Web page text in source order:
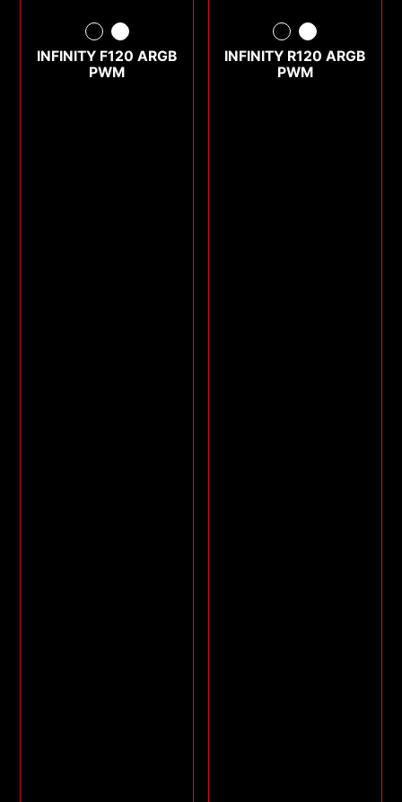
INFINITY F120 ARGB
PWM
INFINITY R120 ARGB
PWM